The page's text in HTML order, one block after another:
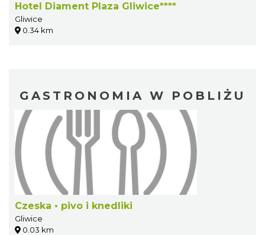
Hotel Diament Plaza Gliwice****
Gliwice
0.34 km
GASTRONOMIA W POBLIŻU
Czeska • pivo i knedliki
Gliwice
0.03 km